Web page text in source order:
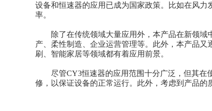
设备和恒速器的应用已成为国家政策。比如在风
率。
除了在传统领域大量应用外，本产品在新领域
产、柔性制造、企业运营管理等。此外，本产品
刷、智能家居等领域都有着应用前景。
尽管CY3恒速器的应用范围十分广泛，但其在
修，以保证设备的正常运行。此外，考虑到产品的